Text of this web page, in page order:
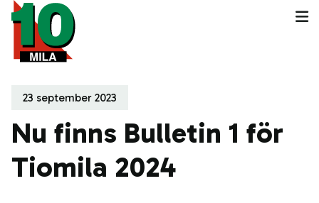
23 september 2023
Nu finns Bulletin 1 för
Tiomila 2024